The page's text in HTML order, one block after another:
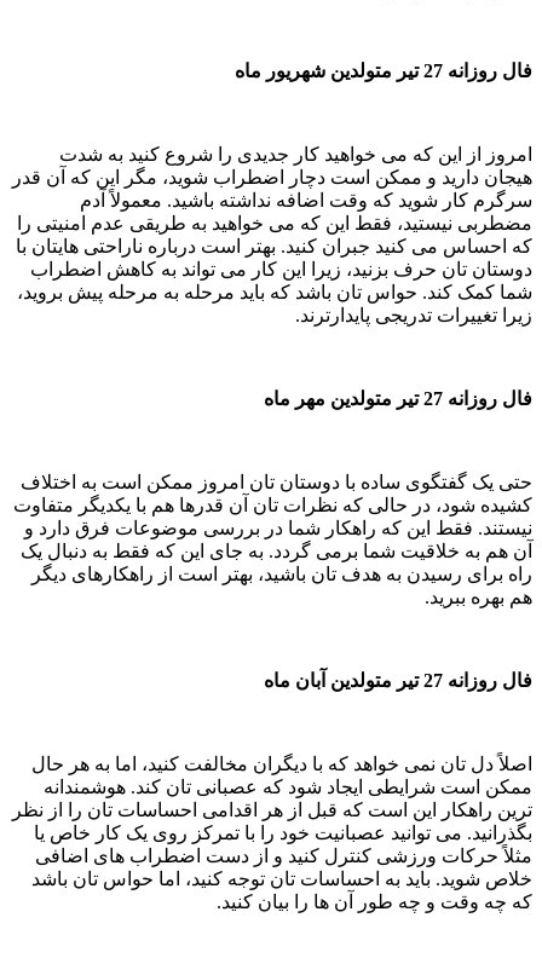
فال روزانه 27 تیر متولدین شهریور ماه
امروز از این که می خواهید کار جدیدی را شروع کنید به شدت
هیجان دارید و ممکن است دچار اضطراب شوید، مگر این که آن قدر
سرگرم کار شوید که وقت اضافه نداشته باشید. معمولاً آدم
مضطربی نیستید، فقط این که می خواهید به طریقی عدم امنیتی را
که احساس می کنید جبران کنید. بهتر است درباره ناراحتی هایتان با
دوستان تان حرف بزنید، زیرا این کار می تواند به کاهش اضطراب
شما کمک کند. حواس تان باشد که باید مرحله به مرحله پیش بروید،
زیرا تغییرات تدریجی پایدارترند.
فال روزانه 27 تیر متولدین مهر ماه
حتی یک گفتگوی ساده با دوستان تان امروز ممکن است به اختلاف
کشیده شود، در حالی که نظرات تان آن قدرها هم با یکدیگر متفاوت
نیستند. فقط این که راهکار شما در بررسی موضوعات فرق دارد و
آن هم به خلاقیت شما برمی گردد. به جای این که فقط به دنبال یک
راه برای رسیدن به هدف تان باشید، بهتر است از راهکارهای دیگر
هم بهره ببرید.
فال روزانه 27 تیر متولدین آبان ماه
اصلاً دل تان نمی خواهد که با دیگران مخالفت کنید، اما به هر حال
ممکن است شرایطی ایجاد شود که عصبانی تان کند. هوشمندانه
ترین راهکار این است که قبل از هر اقدامی احساسات تان را از نظر
بگذرانید. می توانید عصبانیت خود را با تمرکز روی یک کار خاص یا
مثلاً حرکات ورزشی کنترل کنید و از دست اضطراب های اضافی
خلاص شوید. باید به احساسات تان توجه کنید، اما حواس تان باشد
که چه وقت و چه طور آن ها را بیان کنید.